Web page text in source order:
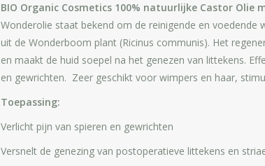
BIO Organic Cosmetics 100% natuurlijke Castor Olie
Wonderolie staat bekend om de reinigende en voedende
uit de Wonderboom plant (Ricinus communis). Het
en maakt de huid soepel na het genezen van littekens.
en gewrichten. Zeer geschikt voor wimpers en haar,
Toepassing:
Verlicht pijn van spieren en gewrichten
Versnelt de genezing van postoperatieve littekens en